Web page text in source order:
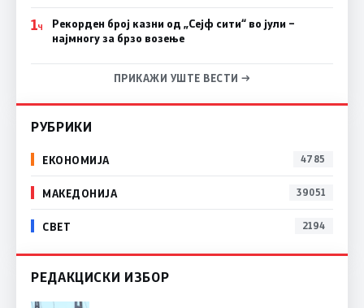
1Ч
Рекорден број казни од „Сејф сити“ во јули –
најмногу за брзо возење
ПРИКАЖИ УШТЕ ВЕСТИ →
РУБРИКИ
ЕКОНОМИЈА 4785
МАКЕДОНИЈА 39051
СВЕТ 2194
РЕДАКЦИСКИ ИЗБОР